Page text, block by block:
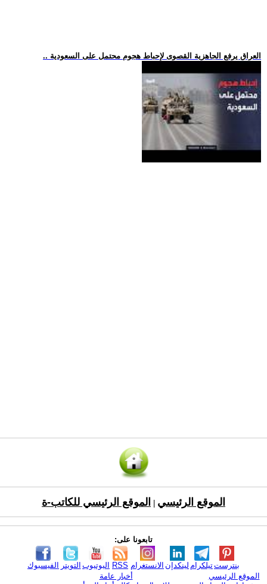
.. العراق يرفع الجاهزية القصوى لإحباط هجوم محتمل على السعودية
الموقع الرئيسي الموقع الرئيسي للكاتب-ة
تابعونا على:
الفيسبوك التويتر اليوتيوب RSS الانستغرام لينكدإن تيلكرامبنترست
الموقع الرئيسي
أخبار عامة